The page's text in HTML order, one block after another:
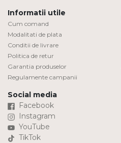
Informatii utile
Cum comand
Modalitati de plata
Conditii de livrare
Politica de retur
Garantia produselor
Regulamente campanii
Social media
Facebook
Instagram
YouTube
TikTok